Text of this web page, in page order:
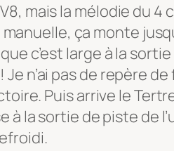
mais la mélodie du
ça monte
c’est large à la
n’ai pas de repère
Puis arrive le
la sortie de piste de